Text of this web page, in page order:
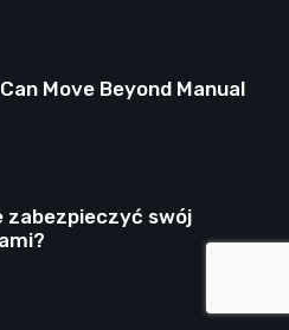
Move Beyond Manual
zabezpieczyć swój